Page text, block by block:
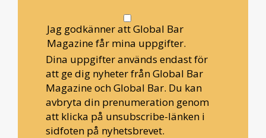
Jag godkänner att Global Bar
Magazine får mina uppgifter.
Dina uppgifter används endast för
att ge dig nyheter från Global Bar
Magazine och Global Bar. Du kan
avbryta din prenumeration genom
att klicka på unsubscribe-länken i
sidfoten på nyhetsbrevet.